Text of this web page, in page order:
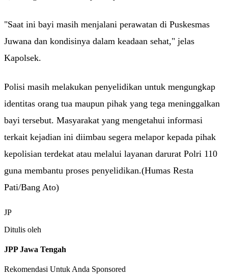
"Saat ini bayi masih menjalani perawatan di Puskesmas
Juwana dan kondisinya dalam keadaan sehat," jelas
Kapolsek.
Polisi masih melakukan penyelidikan untuk mengungkap
identitas orang tua maupun pihak yang tega meninggalkan
bayi tersebut. Masyarakat yang mengetahui informasi
terkait kejadian ini diimbau segera melapor kepada pihak
kepolisian terdekat atau melalui layanan darurat Polri 110
guna membantu proses penyelidikan.(Humas Resta
Pati/Bang Ato)
JP
Ditulis oleh
JPP Jawa Tengah
Rekomendasi Untuk Anda Sponsored